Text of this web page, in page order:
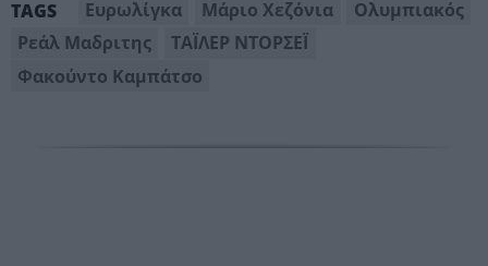
TAGS Ευρωλίγκα Μάριο Χεζόνια
Ολυμπιακός
Ρεάλ Μαδριτης
ΤΑΪΛΕΡ ΝΤΟΡΣΕΪ
Φακούντο Καμπάτσο